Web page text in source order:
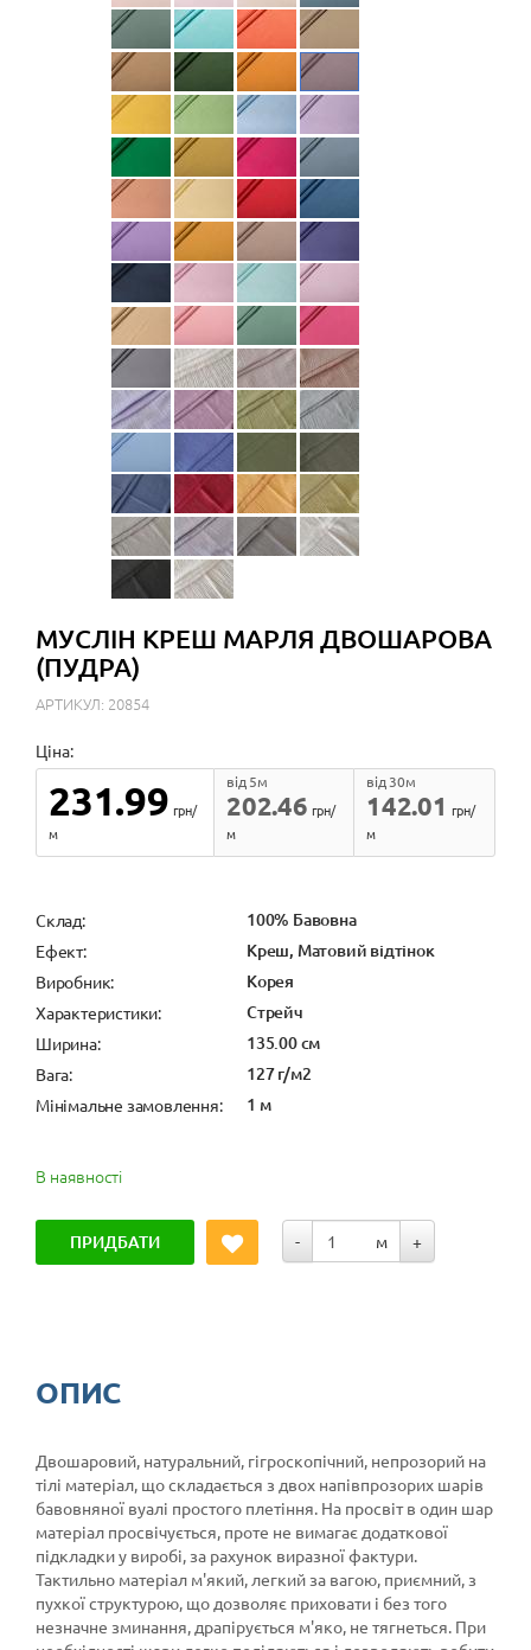
МУСЛІН КРЕШ МАРЛЯ ДВОШАРОВА
(ПУДРА)
АРТИКУЛ: 20854
Ціна:
231.99 грн/
м
202.46
від 5м
грн/
м
142.01
від 30м
грн/
м
Cклад: 100% Бавовна
Ефект: Креш, Матовий відтінок
Виробник: Корея
Характеристики: Стрейч
Ширина: 135.00 см
Вага: 127 г/м2
Мінімальне замовлення: 1 м
В наявності
ПРИДБАТИ - м +
ОПИС
Двошаровий, натуральний, гігроскопічний, непрозорий на
тілі матеріал, що складається з двох напівпрозорих шарів
бавовняної вуалі простого плетіння. На просвіт в один шар
матеріал просвічується, проте не вимагає додаткової
підкладки у виробі, за рахунок виразної фактури.
Тактильно матеріал м'який, легкий за вагою, приємний, з
пухкої структурою, що дозволяє приховати і без того
незначне зминання, драпірується м'яко, не тягнеться. При